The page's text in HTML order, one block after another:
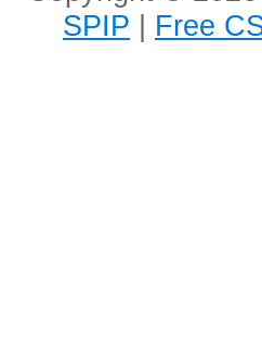
SPIP | Free